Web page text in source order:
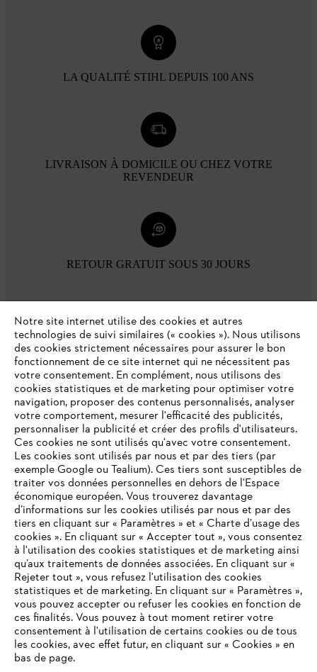
LA QUALITÉ STIHL DEPUIS 100 ANS
LIVRAISON À DOMICILE OU CHEZ VOTRE
REVENDEUR
RETOUR GRATUIT SOUS 30 JOURS
L'Entreprise
Questions / Réponses
Service
Conditions Générales de Vente
VOTRE NAVIGATEUR INTERNET
N'EST PLUS PRIS EN CHARGE
Vous utilisez un navigateur Internet que nous ne prenons plus
en charge, et certaines fonctionnalités de notre site ne
peuvent fonctionner correctement. Pour une utilisation
Notre site internet utilise des cookies et autres
technologies de suivi similaires (« cookies »). Nous utilisons
des cookies strictement nécessaires pour assurer le bon
fonctionnement de ce site internet qui ne nécessitent pas
votre consentement. En complément, nous utilisons des
cookies statistiques et de marketing pour optimiser votre
navigation, proposer des contenus personnalisés, analyser
votre comportement, mesurer l'efficacité des publicités,
personnaliser la publicité et créer des profils d'utilisateurs.
Ces cookies ne sont utilisés qu'avec votre consentement.
Les cookies sont utilisés par nous et par des tiers (par
exemple Google ou Tealium). Ces tiers sont susceptibles de
traiter vos données personnelles en dehors de l'Espace
économique européen. Vous trouverez davantage
d’informations sur les cookies utilisés par nous et par des
tiers en cliquant sur « Paramètres » et « Charte d’usage des
cookies ». En cliquant sur « Accepter tout », vous consentez
à l'utilisation des cookies statistiques et de marketing ainsi
qu’aux traitements de données associées. En cliquant sur «
Rejeter tout », vous refusez l'utilisation des cookies
statistiques et de marketing. En cliquant sur « Paramètres »,
vous pouvez accepter ou refuser les cookies en fonction de
ces finalités. Vous pouvez à tout moment retirer votre
consentement à l'utilisation de certains cookies ou de tous
les cookies, avec effet futur, en cliquant sur « Cookies » en
bas de page.